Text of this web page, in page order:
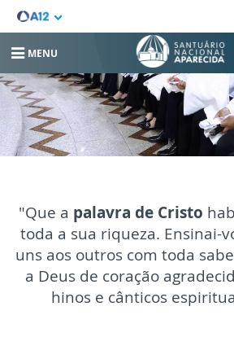
MENU
Ministério de
Leitores
"Que a palavra de Cristo
toda a sua riqueza. Ensinai-
uns aos outros com toda
a Deus de coração
hinos e cânticos